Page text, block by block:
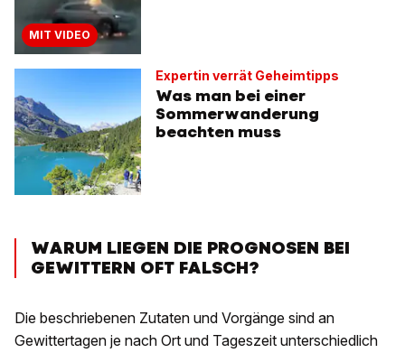
MIT VIDEO
Expertin verrät Geheimtipps
Was man bei einer
Sommerwanderung
beachten muss
WARUM LIEGEN DIE PROGNOSEN BEI
GEWITTERN OFT FALSCH?
Die beschriebenen Zutaten und Vorgänge sind an
Gewittertagen je nach Ort und Tageszeit unterschiedlich